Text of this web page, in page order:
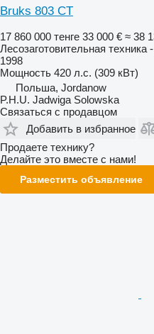
Bruks 803 CT
17 860 000 тенге 33 000 € ≈ 38
Лесозаготовительная техника
1998
Мощность 420 л.с. (309 кВт)
Польша, Jordanow
P.H.U. Jadwiga Solowska
Связаться с продавцом
Добавить в избранное
Продаете технику?
Делайте это вместе с нами!
Разместить объявление